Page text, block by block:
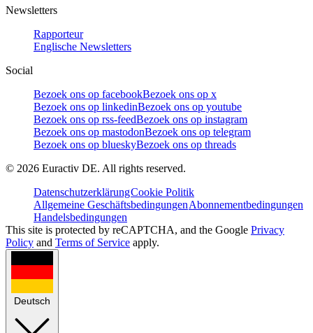
Newsletters
Rapporteur
Englische Newsletters
Social
Bezoek ons op facebookBezoek ons op x
Bezoek ons op linkedinBezoek ons op youtube
Bezoek ons op rss-feedBezoek ons op instagram
Bezoek ons op mastodonBezoek ons op telegram
Bezoek ons op blueskyBezoek ons op threads
© 2026 Euractiv DE. All rights reserved.
DatenschutzerklärungCookie Politik
Allgemeine GeschäftsbedingungenAbonnementbedingungen
Handelsbedingungen
This site is protected by reCAPTCHA, and the Google Privacy
Policy and Terms of Service apply.
Deutsch